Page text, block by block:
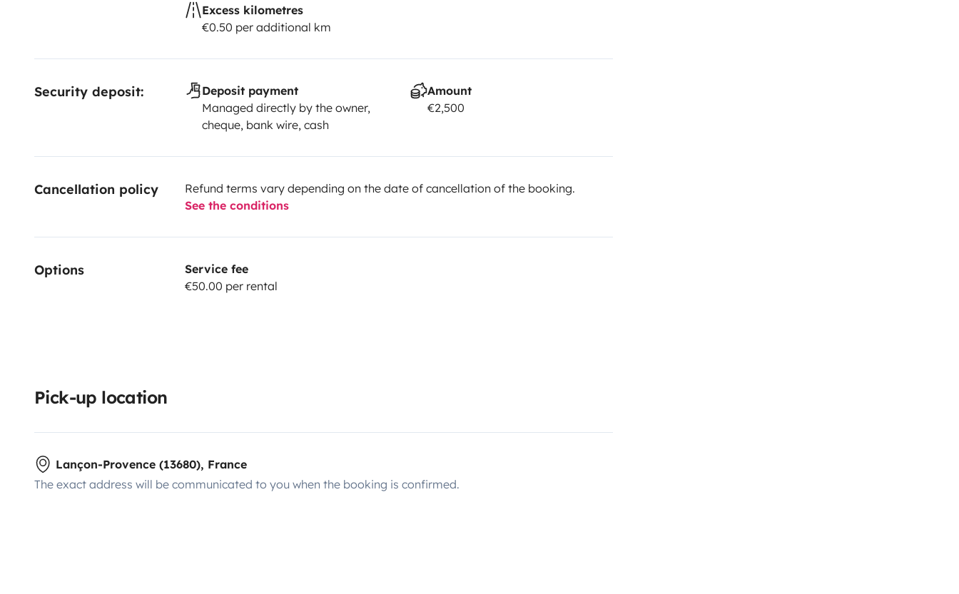
Excess kilometres
€0.50 per additional km
Security deposit:
Deposit payment
Managed directly by the owner,
cheque, bank wire, cash
Amount
€2,500
Cancellation policy
Refund terms vary depending on the date of cancellation of the booking.
See the conditions
Options
Service fee
€50.00 per rental
Pick-up location
Lançon-Provence (13680), France
The exact address will be communicated to you when the booking is confirmed.